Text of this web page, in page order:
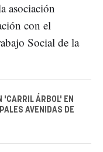
asociación
con el
Social de la
'CARRIL ÁRBOL' EN
AVENIDAS DE